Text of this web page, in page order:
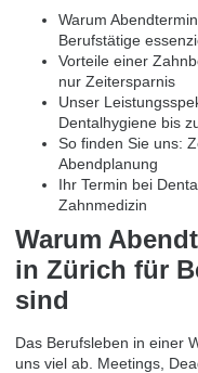
Warum
Berufstätige
Vorteile einer
nur Zeitersparnis
Unser
Dentalhygiene bis
So finden Sie uns:
Abendplanung
Ihr Termin bei
Zahnmedizin
Warum
in Zürich für
sind
Das Berufsleben in einer
uns viel ab. Meetings,